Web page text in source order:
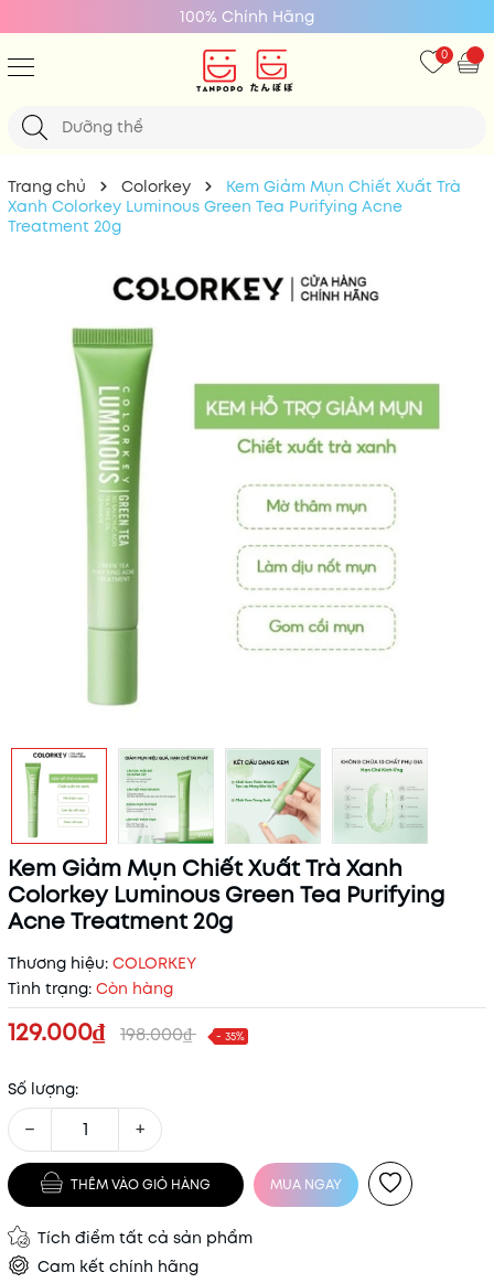
100% Chính Hãng
0
Trang chủ Colorkey
Kem Giảm Mụn Chiết Xuất Trà
Xanh Colorkey Luminous Green Tea Purifying Acne
Treatment 20g
Kem Giảm Mụn Chiết Xuất Trà Xanh
Colorkey Luminous Green Tea Purifying
Acne Treatment 20g
Thương hiệu: COLORKEY
Tình trạng: Còn hàng
129.000₫ 198.000₫ - 35%
Số lượng:
− +
THÊM VÀO GIỎ HÀNG MUA NGAY
Tích điểm tất cả sản phẩm
Cam kết chính hãng